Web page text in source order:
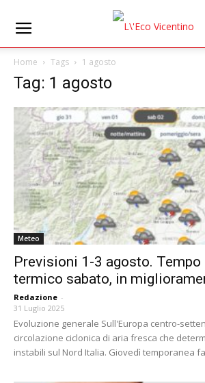
Home Tags 1 agosto
Tag: 1 agosto
Meteo
Previsioni 1-3 agosto.
termico sabato, in
Redazione -
31 Luglio 2025
Evoluzione generale Sull'Europa centro-
circolazione ciclonica di aria fresca che
instabili sul Nord Italia. Giovedì temporanea